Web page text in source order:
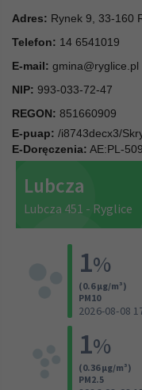
Adres: Rynek 9, 33-160
Telefon: 14 6541019
E-mail: gmina@ryglice.pl
NIP: 993-033-72-47
REGON: 851660909
E-puap: /i8743decx3/
E-Doręczenia: AE:PL-